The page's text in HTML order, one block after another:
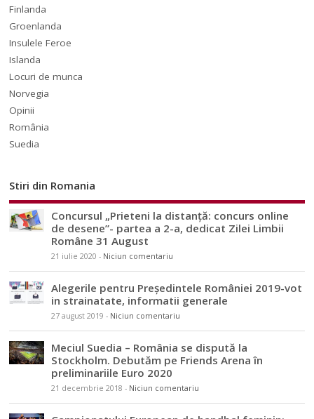
Finlanda
Groenlanda
Insulele Feroe
Islanda
Locuri de munca
Norvegia
Opinii
România
Suedia
Stiri din Romania
Concursul „Prieteni la distanță: concurs online
de desene”- partea a 2-a, dedicat Zilei Limbii
Române 31 August
21 iulie 2020 - Niciun comentariu
Alegerile pentru Președintele României 2019-vot
in strainatate, informatii generale
27 august 2019 - Niciun comentariu
Meciul Suedia – România se dispută la
Stockholm. Debutăm pe Friends Arena în
preliminariile Euro 2020
21 decembrie 2018 - Niciun comentariu